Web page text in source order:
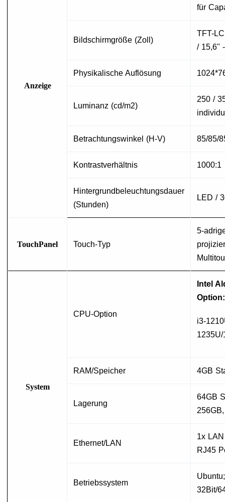
Anzeige
für
Bildschirmgröße (Zoll)
TFT-
/ 15,6"
Physikalische Auflösung 1
Luminanz (cd/m2)
250 /
Betrachtungswinkel (H-V) 85/85/
Kontrastverhältnis 1000:1
Hintergrundbeleuchtungsdauer
(Stunden)
LED /
TouchPanel Touch-Typ
5-
System
CPU-Option
Intel
Option:
i3-
RAM/Speicher 4GB
Lagerung
64GB
Ethernet/LAN
1x
RJ45
Betriebssystem
32Bit/